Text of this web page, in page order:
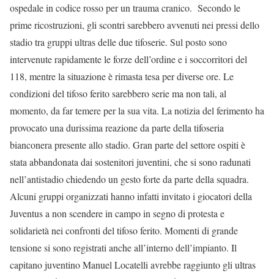
ospedale in codice rosso per un trauma cranico. Secondo le
prime ricostruzioni, gli scontri sarebbero avvenuti nei pressi dello
stadio tra gruppi ultras delle due tifoserie. Sul posto sono
intervenute rapidamente le forze dell’ordine e i soccorritori del
118, mentre la situazione è rimasta tesa per diverse ore. Le
condizioni del tifoso ferito sarebbero serie ma non tali, al
momento, da far temere per la sua vita. La notizia del ferimento ha
provocato una durissima reazione da parte della tifoseria
bianconera presente allo stadio. Gran parte del settore ospiti è
stata abbandonata dai sostenitori juventini, che si sono radunati
nell’antistadio chiedendo un gesto forte da parte della squadra.
Alcuni gruppi organizzati hanno infatti invitato i giocatori della
Juventus a non scendere in campo in segno di protesta e
solidarietà nei confronti del tifoso ferito. Momenti di grande
tensione si sono registrati anche all’interno dell’impianto. Il
capitano juventino Manuel Locatelli avrebbe raggiunto gli ultras